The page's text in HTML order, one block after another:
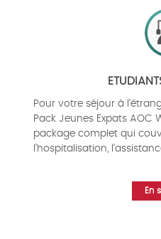
Pour votre séjour à
Pack Jeunes Expats AOC
package complet qui
l’hospitalisation,
En